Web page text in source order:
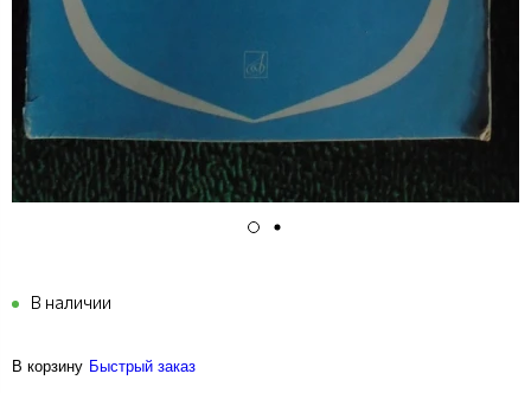
В наличии
В корзину Быстрый заказ